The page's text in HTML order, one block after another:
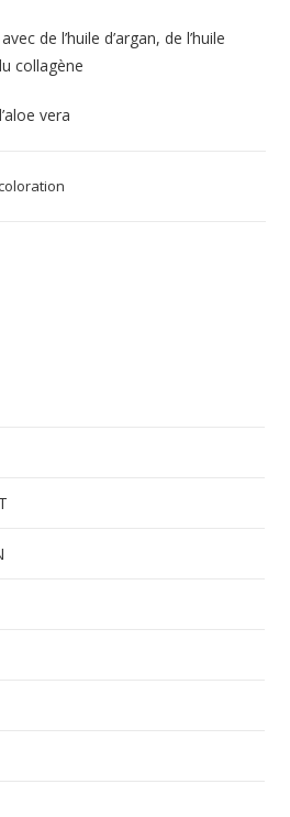
de l’huile d’argan, de l’huile
collagène
vera